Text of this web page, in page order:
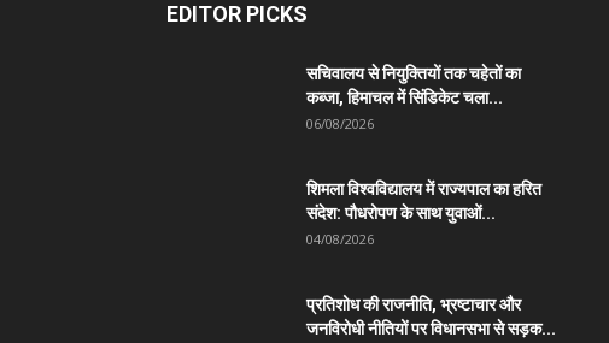
EDITOR PICKS
सचिवालय से नियुक्तियों तक चहेतों का
कब्जा, हिमाचल में सिंडिकेट चला...
06/08/2026
शिमला विश्वविद्यालय में राज्यपाल का हरित
संदेश: पौधरोपण के साथ युवाओं...
04/08/2026
प्रतिशोध की राजनीति, भ्रष्टाचार और
जनविरोधी नीतियों पर विधानसभा से सड़क...